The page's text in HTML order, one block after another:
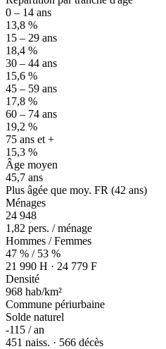
0 – 14 ans
13,8 %
15 – 29 ans
18,4 %
30 – 44 ans
15,6 %
45 – 59 ans
17,8 %
60 – 74 ans
19,2 %
75 ans et +
15,3 %
Âge moyen
45,7 ans
Plus âgée que moy. FR (42 ans)
Ménages
24 948
1,82 pers. / ménage
Hommes / Femmes
47 % / 53 %
21 990 H · 24 779 F
Densité
968 hab/km²
Commune périurbaine
Solde naturel
-115 / an
451 naiss. · 566 décès